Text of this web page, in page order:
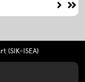
(SIK-ISEA)